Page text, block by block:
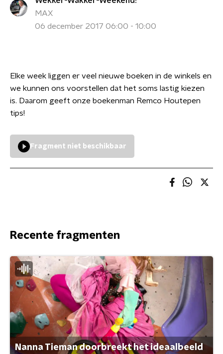
MAX
06 december 2017 06:00 - 10:00
Elke week liggen er veel nieuwe boeken in de winkels en
we kunnen ons voorstellen dat het soms lastig kiezen
is. Daarom geeft onze boekenman Remco Houtepen
tips!
Fragment niet beschikbaar
Recente fragmenten
Nanna Tieman doorbreekt het ideaalbeeld